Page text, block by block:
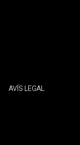
AVÍS LEGAL